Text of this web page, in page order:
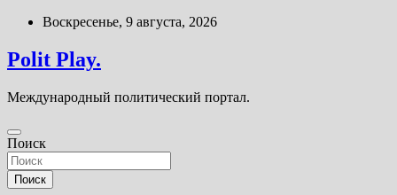
Перейти
содержимому
Воскресенье, 9 августа, 2026
Polit Play.
Международный политический портал.
Поиск
Поиск